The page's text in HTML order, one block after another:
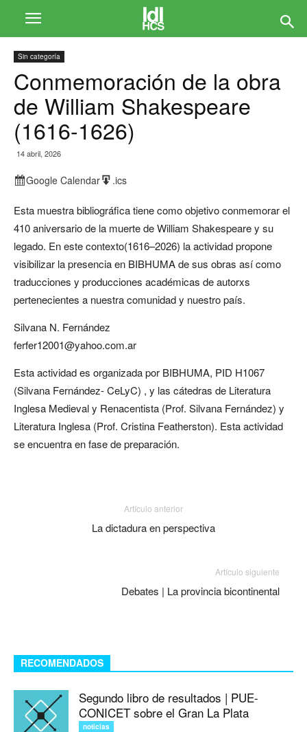
Sin categoría
Conmemoración de la obra
de William Shakespeare
(1616-1626)
14 abril, 2026
Google Calendar .ics
Esta muestra bibliográfica tiene como objetivo conmemorar el
410 aniversario de la muerte de William Shakespeare y su
legado. En este contexto(1616–2026) la actividad propone
visibilizar la presencia en BIBHUMA de sus obras así como
traducciones y producciones académicas de autorxs
pertenecientes a nuestra comunidad y nuestro país.
Silvana N. Fernández
ferfer12001@yahoo.com.ar
Esta actividad es organizada por BIBHUMA, PID H1067
(Silvana Fernández- CeLyC) , y las cátedras de Literatura
Inglesa Medieval y Renacentista (Prof. Silvana Fernández) y
Literatura Inglesa (Prof. Cristina Featherston). Esta actividad
se encuentra en fase de preparación.
Artículo anterior
La dictadura en perspectiva
Artículo siguiente
Debates | La provincia bicontinental
RECOMENDADOS
Segundo libro de resultados | PUE-
CONICET sobre el Gran La Plata
noticias